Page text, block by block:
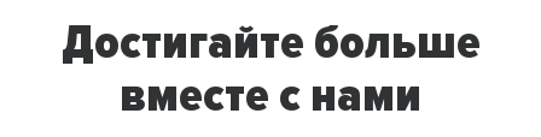
Достигайте больше
вместе с нами